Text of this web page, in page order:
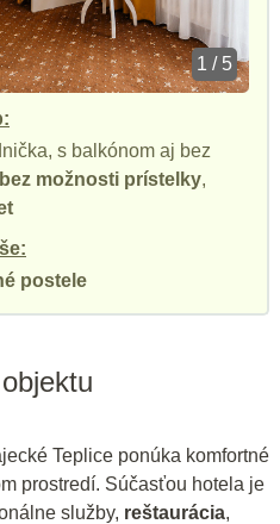
1 / 5
s balkónom aj bez
bez možnosti prístelky,
postele
Teplice ponúka komfortné
prostredí. Súčasťou hotela je
služby, reštaurácia,